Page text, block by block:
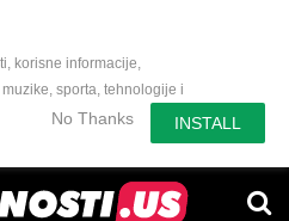
korisne informacije,
sporta, tehnologije i
No Thanks INSTALL